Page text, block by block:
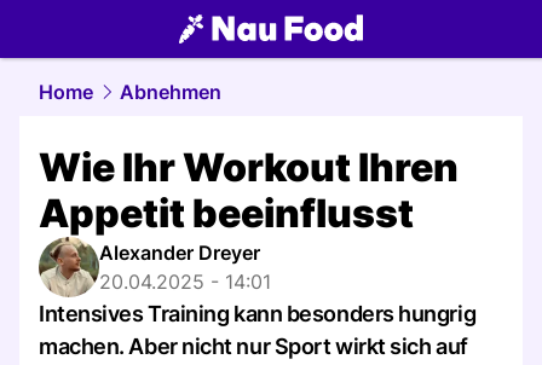
food.NAU.ch
Home Abnehmen
Wie Ihr Workout Ihren
Appetit beeinflusst
Alexander Dreyer
20.04.2025 - 14:01
Intensives Training kann besonders hungrig
machen. Aber nicht nur Sport wirkt sich auf